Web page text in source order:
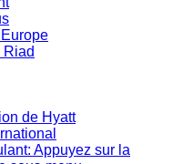
Riad
de Hyatt
Appuyez sur la